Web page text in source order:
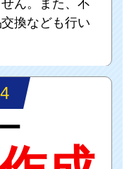
ん。また、不
換なども行い